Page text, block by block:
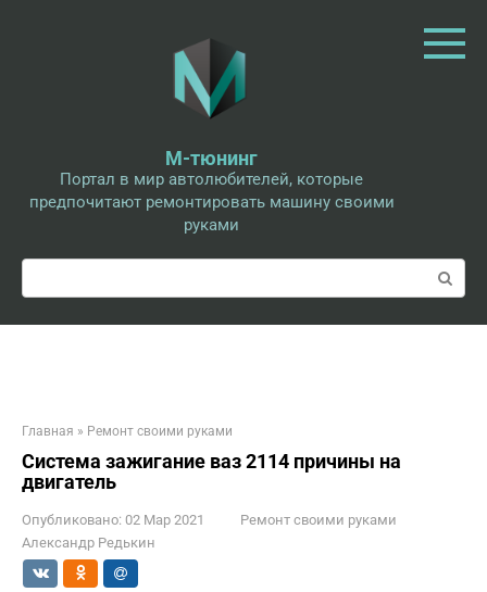
М-тюнинг
Портал в мир автолюбителей, которые
предпочитают ремонтировать машину своими
руками
Поиск:
Главная » Ремонт своими руками
Система зажигание ваз 2114 причины на
двигатель
Опубликовано: 02 Мар 2021
Ремонт своими руками
Александр Редькин